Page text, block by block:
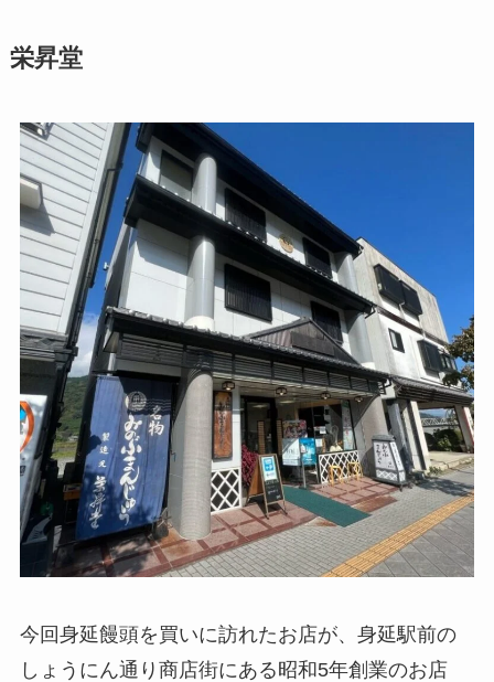
栄昇堂
今回身延饅頭を買いに訪れたお店が、身延駅前の
しょうにん通り商店街にある昭和5年創業のお店